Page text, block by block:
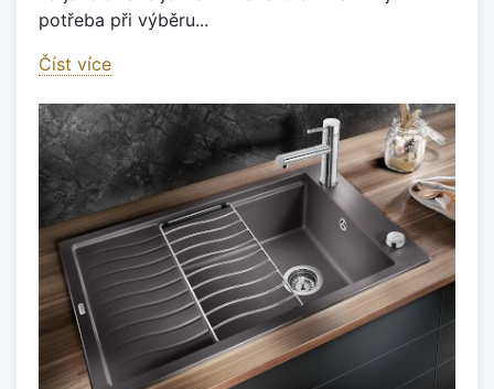
potřeba při výběru...
Číst více